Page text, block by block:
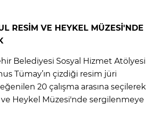
RESİM VE HEYKEL MÜZESİ'NDE
Belediyesi Sosyal Hizmet Atölyesi
Tümay’ın çizdiği resim jüri
20 çalışma arasına seçilerek
Heykel Müzesi'nde sergilenmeye